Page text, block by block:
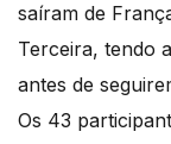
saíram de
Terceira, tendo
antes de
Os 43